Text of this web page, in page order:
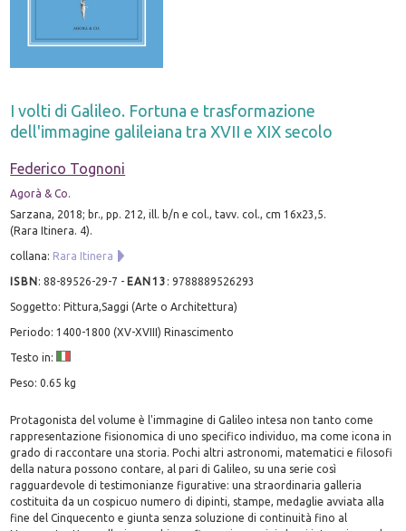
I volti di Galileo. Fortuna e trasformazione
dell'immagine galileiana tra XVII e XIX secolo
Federico Tognoni
Agorà & Co.
Sarzana, 2018; br., pp. 212, ill. b/n e col., tavv. col., cm 16x23,5.
(Rara Itinera. 4).
collana: Rara Itinera
ISBN:88-89526-29-7 - EAN13 :9788889526293
Soggetto: Pittura,Saggi (Arte o Architettura)
Periodo: 1400-1800 (XV-XVIII) Rinascimento
Testo in:
Peso: 0.65 kg
Protagonista del volume è l'immagine di Galileo intesa non tanto come
rappresentazione fisionomica di uno specifico individuo, ma come icona in
grado di raccontare una storia. Pochi altri astronomi, matematici e filosofi
della natura possono contare, al pari di Galileo, su una serie così
ragguardevole di testimonianze figurative: una straordinaria galleria
costituita da un cospicuo numero di dipinti, stampe, medaglie avviata alla
fine del Cinquecento e giunta senza soluzione di continuità fino al